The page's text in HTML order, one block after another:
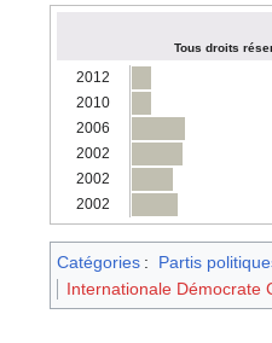
Tous droits
2012
2010
2006
2002
2002
2002
Catégories :
Partis
Internationale Démocrate